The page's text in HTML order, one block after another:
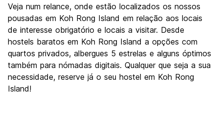
Veja num relance, onde estão localizados os nossos
pousadas em Koh Rong Island em relação aos locais
de interesse obrigatório e locais a visitar. Desde
hostels baratos em Koh Rong Island a opções com
quartos privados, albergues 5 estrelas e alguns óptimos
também para nómadas digitais. Qualquer que seja a sua
necessidade, reserve já o seu hostel em Koh Rong
Island!